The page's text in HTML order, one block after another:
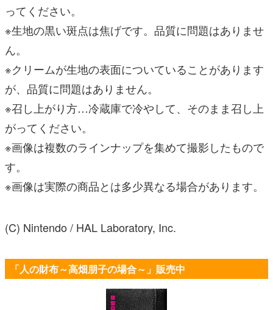
ってください。
※生地の黒い斑点は焦げです。品質に問題はありませ
ん。
※クリームが生地の表面についていることがあります
が、品質に問題はありません。
※召し上がり方…冷蔵庫で冷やして、そのまま召し上
がってください。
※画像は複数のラインナップを集めて撮影したもので
す。
※画像は実際の商品とは多少異なる場合があります。
(C) Nintendo / HAL Laboratory, Inc.
「人の財布～高畑朋子の場合～」販売中